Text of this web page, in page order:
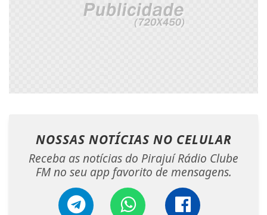
NOSSAS NOTÍCIAS NO CELULAR
Receba as notícias do Pirajuí Rádio Clube
FM no seu app favorito de mensagens.